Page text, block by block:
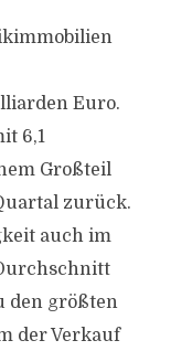
Euro.
6,1
Großteil
zurück.
auch im
den größten
der Verkauf